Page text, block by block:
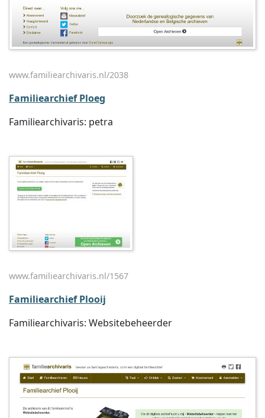
www.familiearchivaris.nl/2038
Familiearchief Ploeg
Familiearchivaris: petra
www.familiearchivaris.nl/1567
Familiearchief Plooij
Familiearchivaris: Websitebeheerder